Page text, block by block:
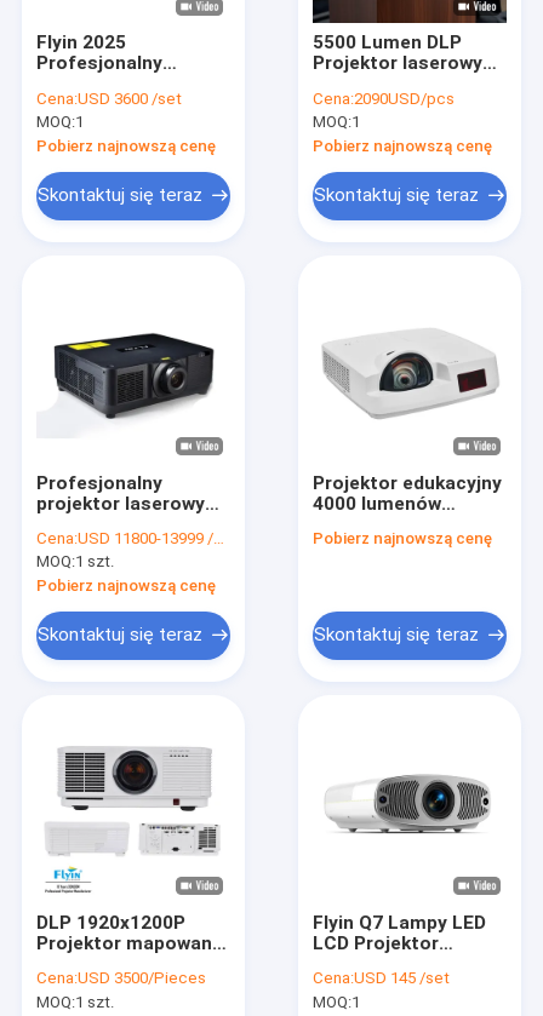
Dom
Produkty
Wycieczka po fabryce
Kontrola jakości
Aktualności
Projektor do dużych sal
Projektor laserowy DLP
Projektor do mapowania 3D
Kościelne projektory wideo
Flyin 2025
Profesjonalny
3LCD 4K 7200 Ansi
Lumens Ultra Hd
3840x2160 Wysoka
biznesowej Duże
miejsca Sal
Cena:USD 3600 /set
MOQ:1
Pobierz najnowszą cenę
Skontaktuj się teraz
5500 Lumen DLP
Projektor laserowy
Cena:2090USD/pcs
MOQ:1
Pobierz najnowszą cenę
Skontaktuj się teraz
Profesjonalny
projektor laserowy
lumenów z
technologią 3LCD
Cena:USD 11800-13999 /PCS
MOQ:1 szt.
Pobierz najnowszą cenę
Skontaktuj się teraz
Projektor edukacyjny
4000 lumenów
rzutem Korekta
Pobierz najnowszą cenę
Skontaktuj się teraz
DLP 1920x1200P
Projektor mapowania
natywnej 12000
lumenów
Cena:USD 3500/Pieces
MOQ:1 szt.
Flyin Q7 Lampy LED
LCD Projektor
głośnik stereo US
EURO Wtyczka
Cena:USD 145 /set
MOQ:1